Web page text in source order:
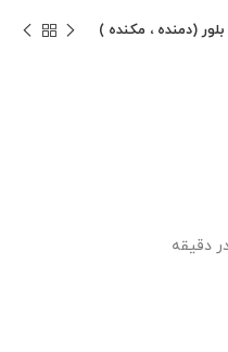
بلور (دمنده ، مکنده )